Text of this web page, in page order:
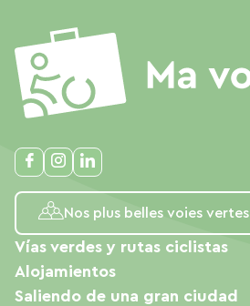
Nos plus belles voies vertes
Vías verdes y rutas ciclistas
Alojamientos
Saliendo de una gran ciudad